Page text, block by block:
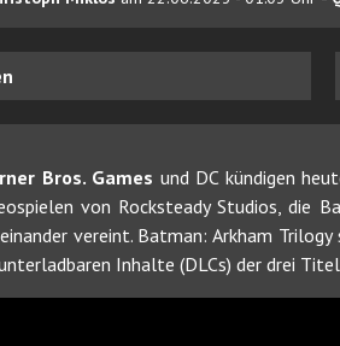
Bros. Games und DC kündigen
von Rocksteady Studios, die
vereint. Batman: Arkham Trilogy
Inhalte (DLCs) der drei